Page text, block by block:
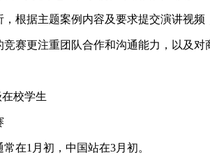
，根据主题案例内容及要求提交演讲视频
竞赛更注重团队合作和沟通能力，以及
在校学生
在1月初，中国站在3月初。